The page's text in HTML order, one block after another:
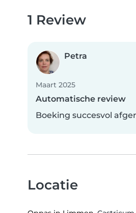
1 Review
Petra
Maart 2025
Automatische review
Boeking succesvol
Locatie